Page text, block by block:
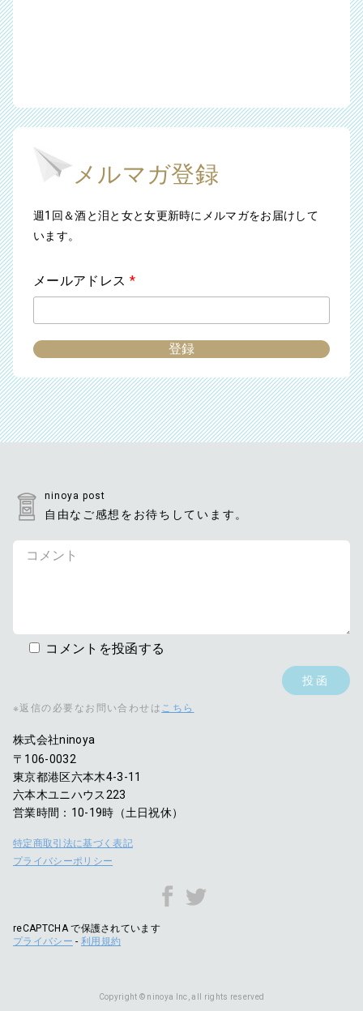
メルマガ登録
週1回＆酒と泪と女と女更新時にメルマガをお届けして
います。
メールアドレス *
ninoya post
自由なご感想をお待ちしています。
コメントを投函する
※返信の必要なお問い合わせは こちら
株式会社ninoya
〒106-0032
東京都港区六本木4-3-11
六本木ユニハウス223
営業時間：10-19時（土日祝休）
特定商取引法に基づく表記
プライバシーポリシー
reCAPTCHA で保護されています
プライバシー - 利用規約
Copyright © ninoya Inc, all rights reserved